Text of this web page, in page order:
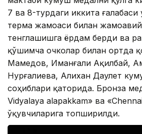
7 ва 8-турдаги иккита ғалабаси
терма жамоаси билан
тенглашишга ёрдам берди ва
қўшимча очколар билан ортда
Мамедов, Иманғали Ақилбай,
Нурғалиева, Алихан Даулет
соҳиблари қаторида. Бронза
Vidyalaya alapakkam» ва
ўқувчиларига топширилди.